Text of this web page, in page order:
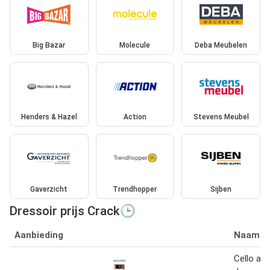
Big Bazar Molecule Deba Meubelen
Henders & Hazel Action Stevens Meubel
Gaverzicht Trendhopper Sijben
Dressoir prijs Crack🕒
Aanbieding Naam
Cello